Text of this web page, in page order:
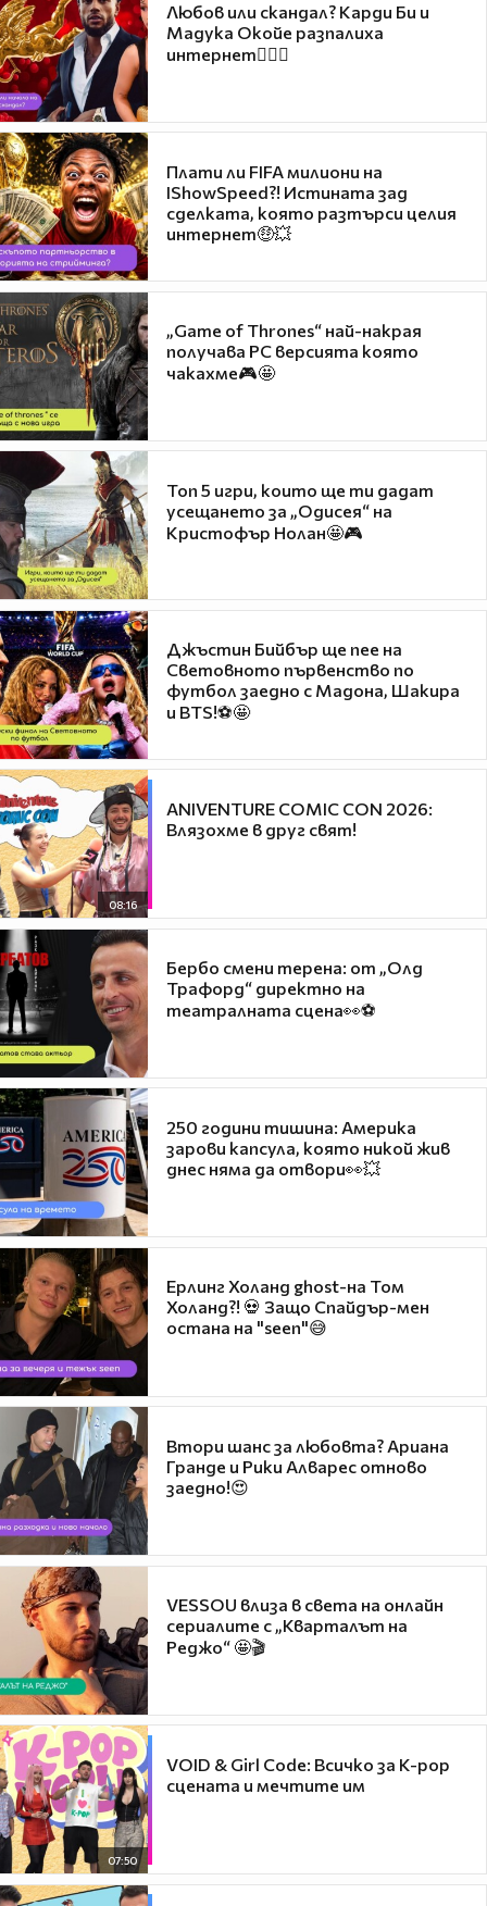
Любов или скандал? Карди Би и
Мадука Окойе разпалиха
интернет❤️‍🔥🔥
Плати ли FIFA милиони на
IShowSpeed?! Истината зад
сделката, която разтърси целия
интернет🤑💥
„Game of Thrones“ най-накрая
получава PC версията която
чакахме🎮🤩
Топ 5 игри, които ще ти дадат
усещането за „Одисея“ на
Кристофър Нолан🤩🎮
Джъстин Бийбър ще пее на
Световното първенство по
футбол заедно с Мадона, Шакира
и BTS!⚽🤩
08:16
ANIVENTURE COMIC CON 2026:
Влязохме в друг свят!
Бербо смени терена: от „Олд
Трафорд“ директно на
театралната сцена👀⚽
250 години тишина: Америка
зарови капсула, която никой жив
днес няма да отвори👀💥
Ерлинг Холанд ghost-на Том
Холанд?! 💀 Защо Спайдър-мен
остана на "seen"😅
Втори шанс за любовта? Ариана
Гранде и Рики Алварес отново
заедно!😍
VESSOU влиза в света на онлайн
сериалите с „Кварталът на
Реджо“ 🤩🎬
07:50
VOID & Girl Code: Всичко за K-pop
сцената и мечтите им